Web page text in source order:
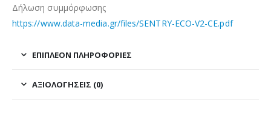
Δήλωση συμμόρφωσης
https://www.data-media.gr/files/SENTRY-ECO-V2-CE.pdf
ΕΠΙΠΛΈΟΝ ΠΛΗΡΟΦΟΡΊΕΣ
ΑΞΙΟΛΟΓΉΣΕΙΣ (0)